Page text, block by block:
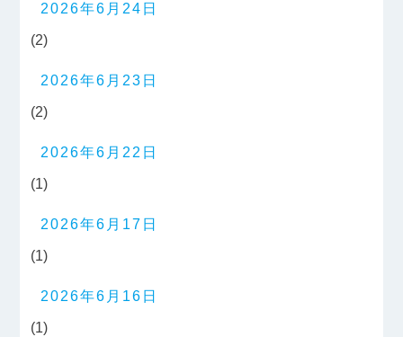
2026年6月24日
(2)
2026年6月23日
(2)
2026年6月22日
(1)
2026年6月17日
(1)
2026年6月16日
(1)